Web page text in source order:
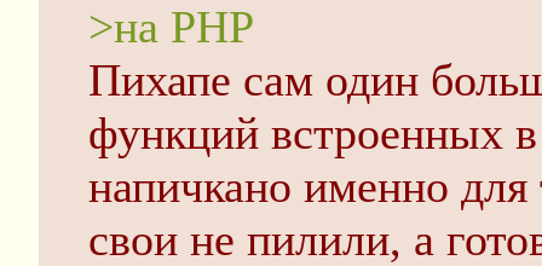
>на PHP
Пихапе сам один
функций встроенных
напичкано именно
свои не пилили, а